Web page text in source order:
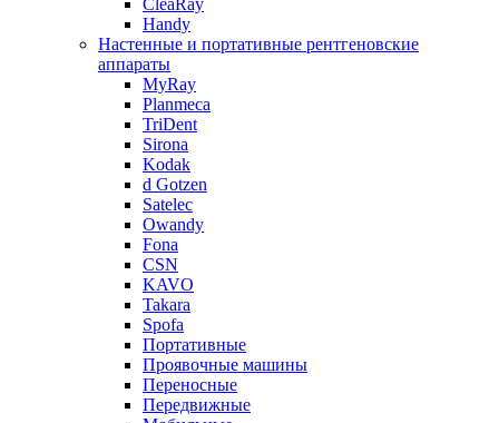
CleaRay
Handy
Настенные и портативные рентгеновские
аппараты
MyRay
Planmeca
TriDent
Sirona
Kodak
d Gotzen
Satelec
Owandy
Fona
CSN
KAVO
Takara
Spofa
Портативные
Проявочные машины
Переносные
Передвижные